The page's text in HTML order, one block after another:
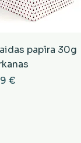
papīra 30g
€